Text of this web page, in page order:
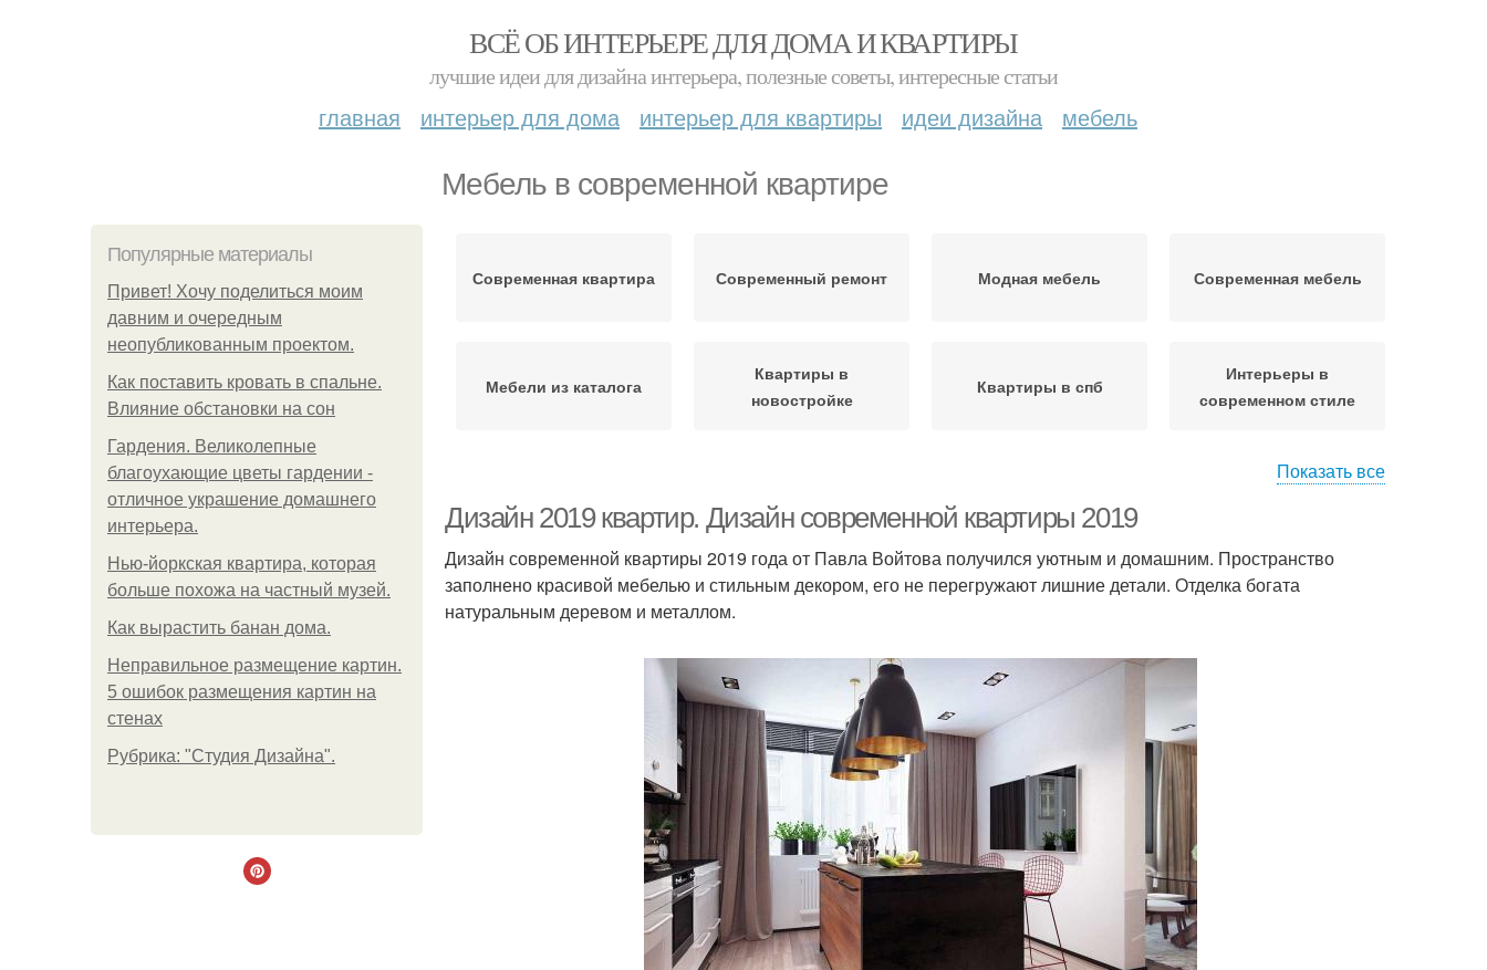
ВСЁ ОБ ИНТЕРЬЕРЕ ДЛЯ ДОМА И КВАРТИРЫ
лучшие идеи для дизайна интерьера, полезные советы, интересные статьи
главная интерьер для дома интерьер для квартиры идеи дизайна мебель
Мебель в современной квартире
Популярные материалы
Привет! Хочу поделиться моим
давним и очередным
неопубликованным проектом.
Как поставить кровать в спальне.
Влияние обстановки на сон
Гардения. Великолепные
благоухающие цветы гардении -
отличное украшение домашнего
интерьера.
Нью-йоркская квартира, которая
больше похожа на частный музей.
Как вырастить банан дома.
Неправильное размещение картин.
5 ошибок размещения картин на
стенах
Рубрика: "Студия Дизайна".
Современная квартира Современный ремонт Модная мебель Современная мебель
Мебели из каталога
Квартиры в
новостройке
Квартиры в спб
Интерьеры в
современном стиле
Квартиры с элементами Современный дизайн
Показать все
Дизайн 2019 квартир. Дизайн современной квартиры 2019
Дизайн современной квартиры 2019 года от Павла Войтова получился уютным и домашним. Пространство
заполнено красивой мебелью и стильным декором, его не перегружают лишние детали. Отделка богата
натуральным деревом и металлом.